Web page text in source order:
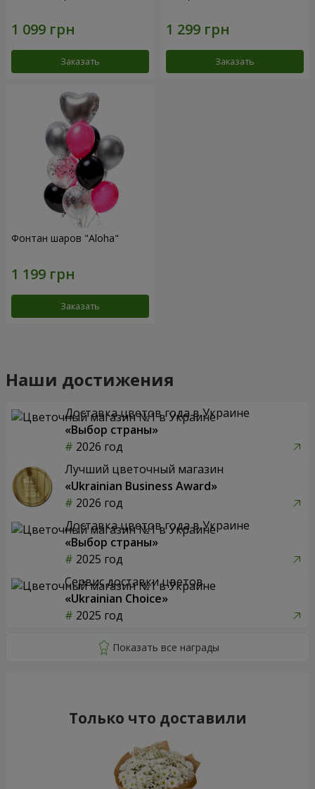
Заказать Заказать
Фонтан шаров "Aloha"
Заказать
Наши достижения
Доставка цветов года в Украине
«Выбор страны»
2026 год
Лучший цветочный магазин
«Ukrainian Business Award»
2026 год
Доставка цветов года в Украине
«Выбор страны»
2025 год
Сервис доставки цветов
«Ukrainian Choice»
2025 год
Только что доставили